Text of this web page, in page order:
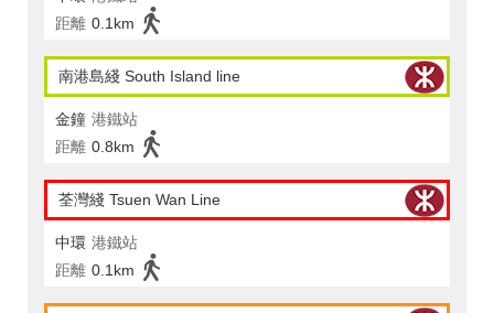
距離 0.1km
南港島綫 South Island line
金鐘 港鐵站
距離 0.8km
荃灣綫 Tsuen Wan Line
中環 港鐵站
距離 0.1km